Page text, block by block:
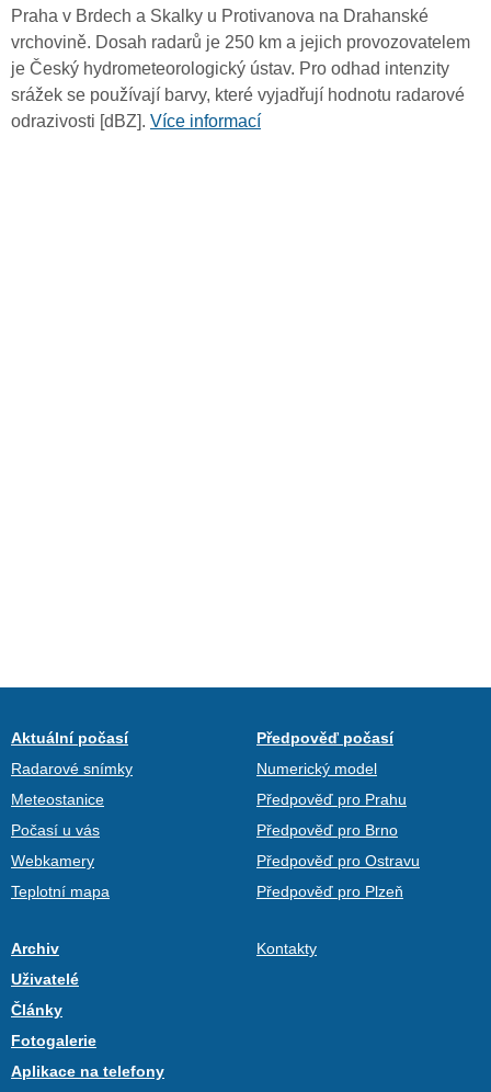
Praha v Brdech a Skalky u Protivanova na Drahanské
vrchovině. Dosah radarů je 250 km a jejich provozovatelem
je Český hydrometeorologický ústav. Pro odhad intenzity
srážek se používají barvy, které vyjadřují hodnotu radarové
odrazivosti [dBZ]. Více informací
Aktuální počasí
Radarové snímky
Meteostanice
Počasí u vás
Webkamery
Teplotní mapa
Předpověď počasí
Numerický model
Předpověď pro Prahu
Předpověď pro Brno
Předpověď pro Ostravu
Předpověď pro Plzeň
Archiv
Uživatelé
Články
Fotogalerie
Aplikace na telefony
Kontakty